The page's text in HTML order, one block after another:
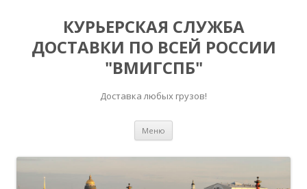
КУРЬЕРСКАЯ СЛУЖБА
ДОСТАВКИ ПО ВСЕЙ РОССИИ
"ВМИГСПБ"
Доставка любых грузов!
Меню